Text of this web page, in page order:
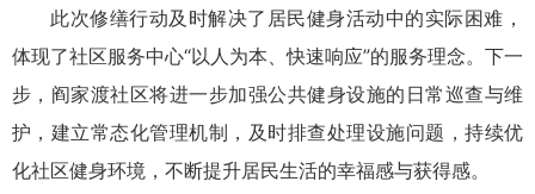
此次修缮行动及时解决了居民健身活动中的实际困难，
体现了社区服务中心“以人为本、快速响应”的服务理念。下一
步，阎家渡社区将进一步加强公共健身设施的日常巡查与维
护，建立常态化管理机制，及时排查处理设施问题，持续优
化社区健身环境，不断提升居民生活的幸福感与获得感。